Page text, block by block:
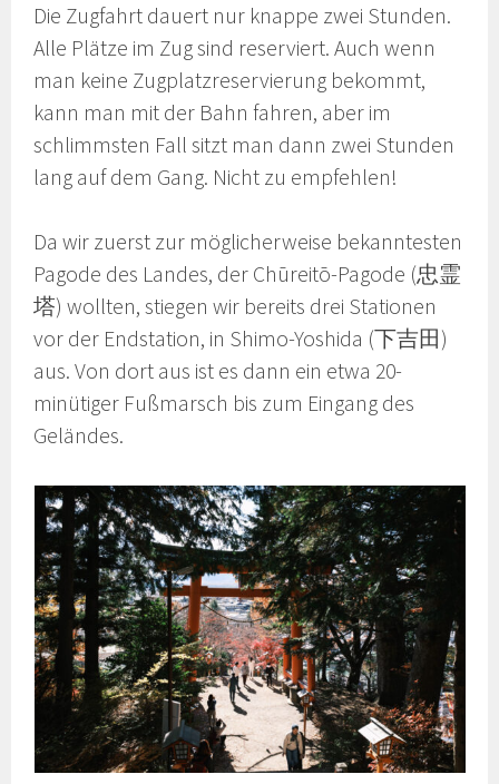
Die Zugfahrt dauert nur knappe zwei Stunden.
Alle Plätze im Zug sind reserviert. Auch wenn
man keine Zugplatzreservierung bekommt,
kann man mit der Bahn fahren, aber im
schlimmsten Fall sitzt man dann zwei Stunden
lang auf dem Gang. Nicht zu empfehlen!
Da wir zuerst zur möglicherweise bekanntesten
Pagode des Landes, der Chūreitō-Pagode (忠霊
塔) wollten, stiegen wir bereits drei Stationen
vor der Endstation, in Shimo-Yoshida (下吉田)
aus. Von dort aus ist es dann ein etwa 20-
minütiger Fußmarsch bis zum Eingang des
Geländes.